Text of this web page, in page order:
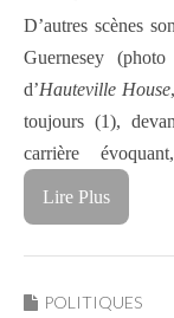
D’autres scènes
Guernesey
d’Hauteville House
toujours (1),
carrière
Lire Plus
POLITIQUES